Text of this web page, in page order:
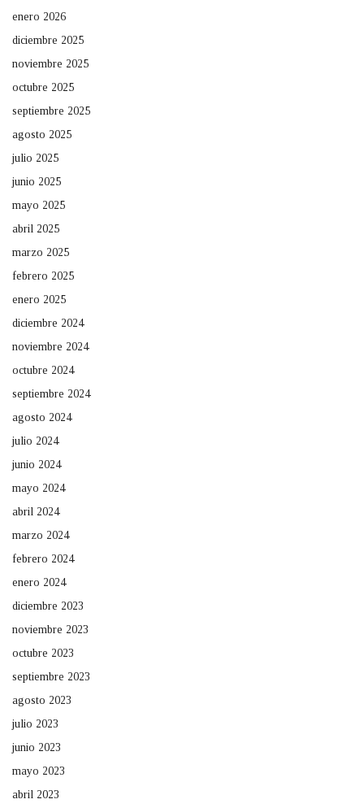
enero 2026
diciembre 2025
noviembre 2025
octubre 2025
septiembre 2025
agosto 2025
julio 2025
junio 2025
mayo 2025
abril 2025
marzo 2025
febrero 2025
enero 2025
diciembre 2024
noviembre 2024
octubre 2024
septiembre 2024
agosto 2024
julio 2024
junio 2024
mayo 2024
abril 2024
marzo 2024
febrero 2024
enero 2024
diciembre 2023
noviembre 2023
octubre 2023
septiembre 2023
agosto 2023
julio 2023
junio 2023
mayo 2023
abril 2023